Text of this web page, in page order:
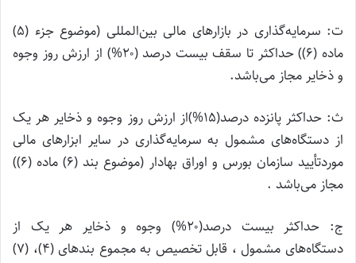
ت: سرمایه‌گذاری در بازارهای مالی بین‌المللی (موضوع جزء (۵)
ماده (۶)) حداکثر تا سقف بیست درصد (۲۰%) از ارزش روز وجوه
و ذخایر مجاز می‌باشد.
ث: حداکثر پانزده درصد(۱۵%)از ارزش روز وجوه و ذخایر هر یک
از دستگاه‌های مشمول به سرمایه‌گذاری در سایر ابزارهای مالی
موردتأیید سازمان بورس و اوراق بهادار (موضوع بند (۶) ماده (۶))
مجاز می‌باشد .
ج: حداکثر بیست درصد(۲۰%) وجوه و ذخایر هر یک از
دستگاه‌های مشمول ، قابل تخصیص به مجموع بند‌های (۴)، (۷)